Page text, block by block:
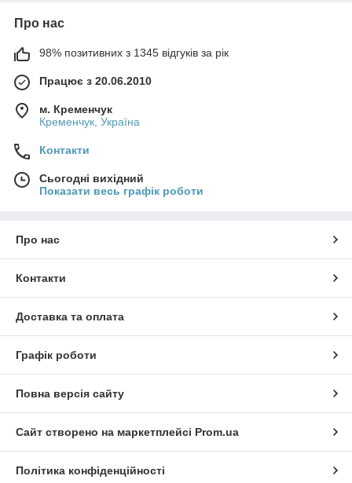
Про нас
98% позитивних з 1345 відгуків за рік
Працює з 20.06.2010
м. Кременчук
Кременчук, Україна
Контакти
Сьогодні вихідний
Показати весь графік роботи
Про нас
Контакти
Доставка та оплата
Графік роботи
Повна версія сайту
Сайт створено на маркетплейсі Prom.ua
Політика конфіденційності